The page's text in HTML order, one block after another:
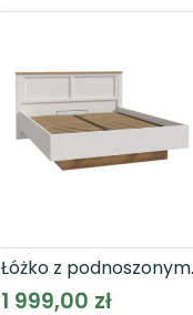
Łóżko z podnoszonym
wkładem CHISBURY
1 999,00 zł